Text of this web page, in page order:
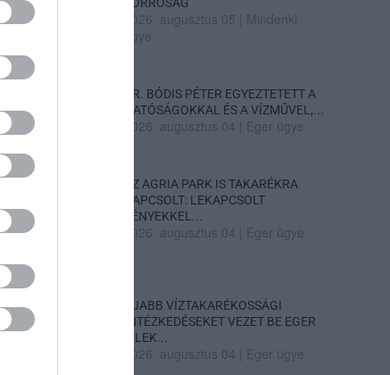
2026. augusztus 05
Mindenki
ügye
DR. BÓDIS PÉTER EGYEZTETETT A
HATÓSÁGOKKAL ÉS A VÍZMŰVEL,...
2026. augusztus 04 Eger ügye
AZ AGRIA PARK IS TAKARÉKRA
KAPCSOLT: LEKAPCSOLT
FÉNYEKKEL...
2026. augusztus 04 Eger ügye
ÚJABB VÍZTAKARÉKOSSÁGI
INTÉZKEDÉSEKET VEZET BE EGER
– LEK...
2026. augusztus 04 Eger ügye